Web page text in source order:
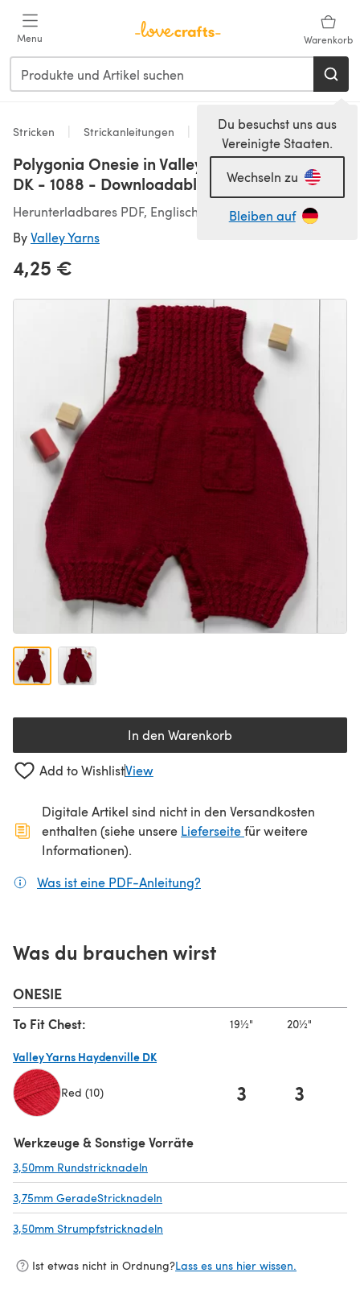
Menu Warenkorb
Du besuchst uns aus
Vereinigte Staaten.
Wechseln zu
Bleiben auf
Stricken Strickanleitungen Pullover
Polygonia Onesie in Valley Yarns Haydenville
DK - 1088 - Downloadable PDF
Herunterladbares PDF, Englisch
ByValley Yarns
4,25 €
In den Warenkorb
Add to WishlistView
Digitale Artikel sind nicht in den Versandkosten
enthalten (siehe unsere Lieferseite(öffnet sich in
für weitere
Informationen).
Was ist eine PDF-Anleitung?
Was du brauchen wirst
ONESIE
To Fit Chest: 19½" 20½"
Valley Yarns Haydenville DK
Red (10) 3 3
Werkzeuge & Sonstige Vorräte
3,50mm Rundstricknadeln
3,75mm GeradeStricknadeln
3,50mm Strumpfstricknadeln
Ist etwas nicht in Ordnung?Lass es uns hier wissen.